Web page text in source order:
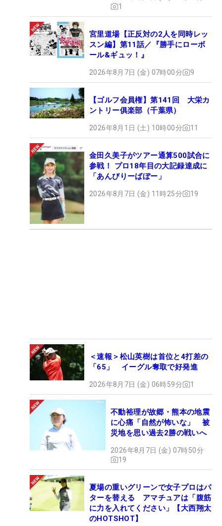
1
宮里道場【正反対の2人を同時レッ
スン編】第11話／『勝手にローボ
ール&ギュッ！』
2026年8月7日 (金) 07時00分 9
【ゴルフ会員権】第141回 大栄カ
ントリー俱楽部（千葉県）
2026年8月1日 (土) 10時00分 11
金田久美子がツアー通算500試合に
参戦！ プロ18年目の大記録達成に
「あんびりーばぼー」
2026年8月7日 (金) 11時25分 19
＜速報＞松山英樹は首位と4打差の
「65」 イーグル奪取で好発進
2026年8月7日 (金) 06時59分 1
不動裕理が故郷・熊本の地震
に心痛「自然が怖いな」 被
災地を思い過去2勝の戦いへ
2026年8月7日 (金) 07時50分
19
夏場の重いグリーンで女子プロはパ
ターを替える アマチュアは「腹筋
に力を入れてください」【大西翔太
のHOTSHOT】